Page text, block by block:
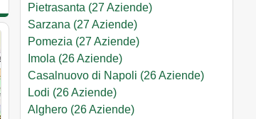
Pietrasanta (27 Aziende)
Sarzana (27 Aziende)
Pomezia (27 Aziende)
Imola (26 Aziende)
Casalnuovo di Napoli (26 Aziende)
Lodi (26 Aziende)
Alghero (26 Aziende)